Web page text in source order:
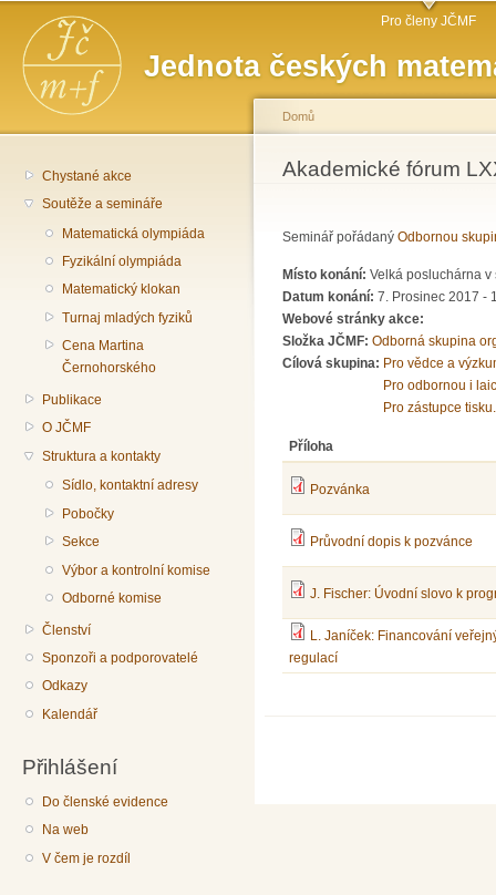
Jednota českých
Hlavní menu Pro členy JČMF
Chystané akce
Soutěže a semináře
Matematická olympiáda
Fyzikální olympiáda
Matematický klokan
Turnaj mladých fyziků
Cena Martina
Černohorského
Publikace
O JČMF
Struktura a kontakty
Sídlo, kontaktní adresy
Pobočky
Sekce
Výbor a kontrolní komise
Odborné komise
Členství
Sponzoři a podporovatelé
Odkazy
Kalendář
Přihlášení
Do členské evidence
Na web
V čem je rozdíl
Jste zde
Domů
Akademické fórum
Seminář pořádaný Odbornou
Místo konání: Velká posluchárna v
Datum konání: 7. Prosinec 2017 -
Webové stránky akce:
Složka JČMF: Odborná skupina
Cílová skupina: Pro vědce a
Pro odbornou i
Pro zástupce tisku.
Příloha
Pozvánka
Průvodní dopis k pozvánce
J. Fischer: Úvodní slovo k
L. Janíček: Financování
regulací